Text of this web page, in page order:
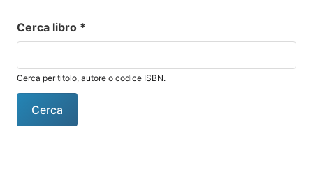
Cerca libro *
Cerca per titolo, autore o codice ISBN.